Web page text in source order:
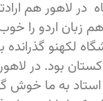
در لاهور هم
هم زبان اردو را
لکهنو گذرانده
بود. در
به ما